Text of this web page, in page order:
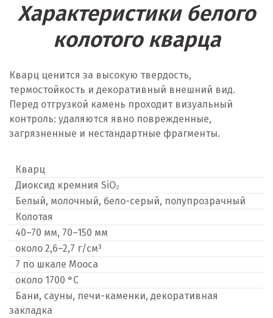
Характеристики белого
колотого кварца
Кварц ценится за высокую твердость,
термостойкость и декоративный внешний вид.
Перед отгрузкой камень проходит визуальный
контроль: удаляются явно поврежденные,
загрязненные и нестандартные фрагменты.
Кварц
Диоксид кремния SiO₂
Белый, молочный, бело-серый, полупрозрачный
Колотая
40–70 мм, 70–150 мм
около 2,6–2,7 г/см³
7 по шкале Мооса
около 1700 °C
Бани, сауны, печи-каменки, декоративная
закладка